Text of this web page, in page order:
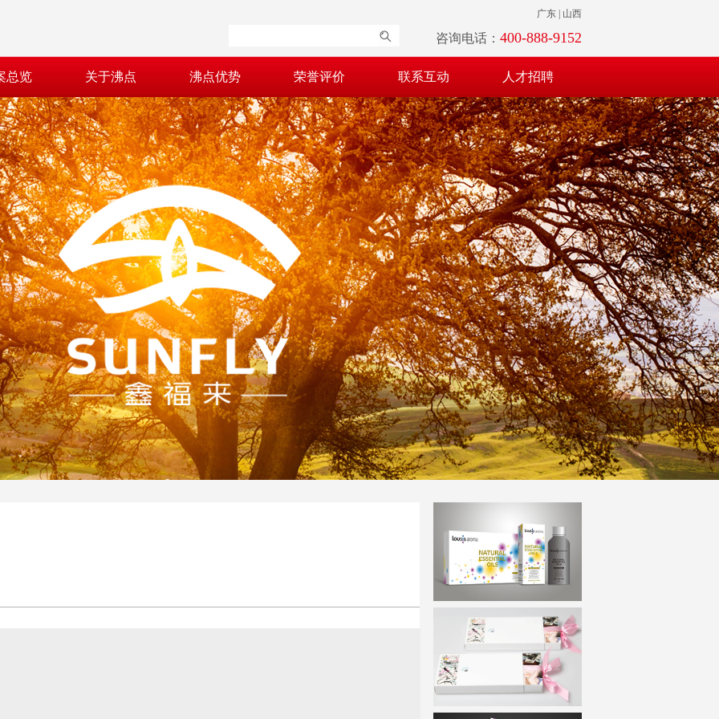
广东 | 山西
咨询电话： 400-888-9152
总览 关于沸点 沸点优势 荣誉评价 联系互动 人才招聘